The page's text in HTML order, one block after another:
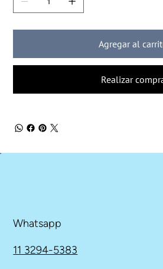
Agregar al
Realizar
Whatsapp
11 3294-5383